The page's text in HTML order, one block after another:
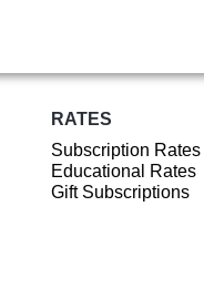
RATES
Subscription Rates
Educational Rates
Gift Subscriptions